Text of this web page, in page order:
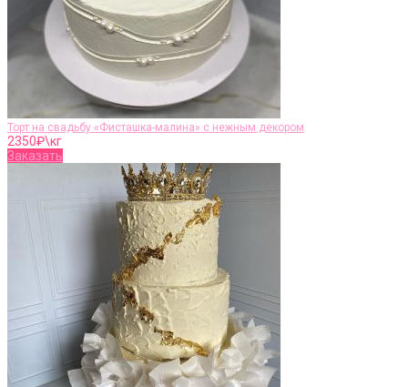
Торт на свадьбу «Фисташка-малина» с нежным декором
2350₽\кг
Заказать